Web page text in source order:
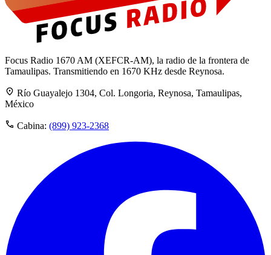
Focus Radio 1670 AM (XEFCR-AM), la radio de la frontera de
Tamaulipas. Transmitiendo en 1670 KHz desde Reynosa.
Río Guayalejo 1304, Col. Longoria, Reynosa, Tamaulipas,
México
Cabina: (899) 923-2368